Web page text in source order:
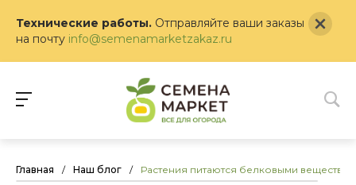
Технические работы. Отправляйте ваши заказы
на почту info@semenamarketzakaz.ru
Главная / Наш блог / Растения питаются белковыми